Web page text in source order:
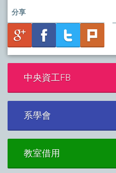
分享
中央資工FB
系學會
教室借用